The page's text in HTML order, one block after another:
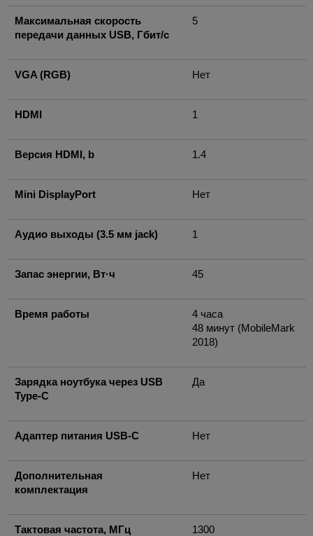
Максимальная скорость
передачи данных USB, Гбит/с
5
VGA (RGB) Нет
HDMI 1
Версия HDMI, b 1.4
Mini DisplayPort Нет
Аудио выходы (3.5 мм jack) 1
Запас энергии, Вт·ч 45
Время работы
4 часа
48 минут (MobileMark
2018)
Зарядка ноутбука через USB
Type-C
Да
Адаптер питания USB-C Нет
Дополнительная
комплектация
Нет
Тактовая частота, МГц 1300